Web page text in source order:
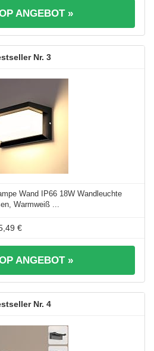
ANGEBOT »
3
Wand IP66 18W Wandleuchte
Warmweiß ...
€
ANGEBOT »
4